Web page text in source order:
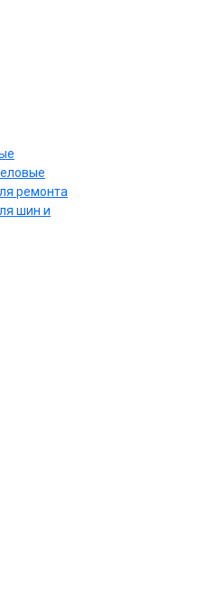
ремонта
шин и